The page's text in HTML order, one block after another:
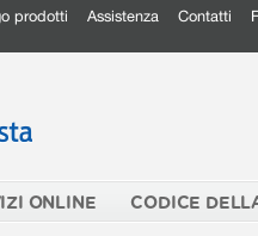
prodotti Assistenza Contatti
ONLINE CODICE